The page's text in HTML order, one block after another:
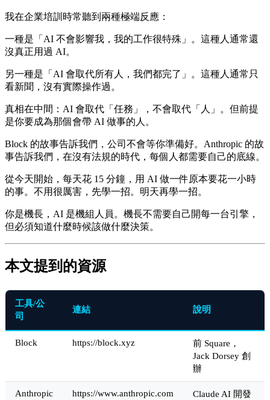
我在企業培訓時常聽到兩種極端反應：
一種是「AI 不會影響我，我的工作很特殊」。這種人通常還
沒真正用過 AI。
另一種是「AI 會取代所有人，我們都完了」。這種人通常只
看新聞，沒有實際操作過。
真相在中間：AI 會取代「任務」，不會取代「人」。但前提
是你要成為那個會帶 AI 做事的人。
Block 的故事告訴我們，公司不會等你準備好。Anthropic 的故
事告訴我們，在沒有法規的時代，每個人都需要自己的底線。
從今天開始，每天花 15 分鐘，用 AI 做一件原本要花一小時
的事。不用很厲害，先學一招。明天再學一招。
你是機長，AI 是機組人員。機長不需要自己開每一台引擎，
但必須知道什麼時候該做什麼決策。
本文提到的資源
工具/公
司
連結 說明
Block https://block.xyz
前 Square，
Jack Dorsey 創
辦
Anthropic https://www.anthropic.com
Claude AI 開發